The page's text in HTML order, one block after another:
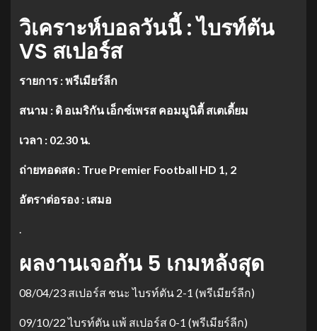
วิเคราะห์บอลวันนี้ : ไบรท์ตัน
VS สเปอร์ส
รายการ : พรีเมียร์ลีก
สนาม : ดิ อเมริกัน เอ็กซ์เพรส คอมมูนิตี้ สเตเดี้ยม
เวลา : 02.30 น.
ถ่ายทอดสด : True Premier Football HD 1, 2
อัตราต่อรอง : เสมอ
.
ผลงานเจอกัน 5 เกมหลังสุด
08/04/23 สเปอร์ส ชนะ ไบรท์ตัน 2-1 (พรีเมียร์ลีก)
09/10/22 ไบรท์ตัน แพ้ สเปอร์ส 0-1 (พรีเมียร์ลีก)